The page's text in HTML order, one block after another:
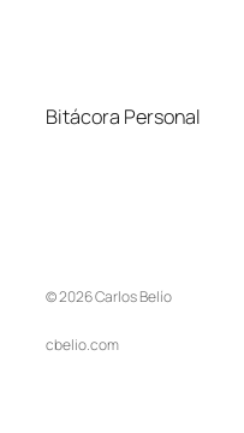
Bitácora Personal
© 2026 Carlos Belío
cbelio.com